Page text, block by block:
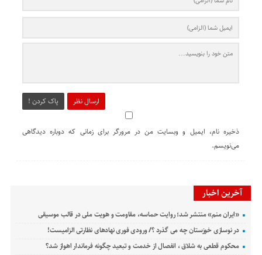
ارسال نظر پاک کردن !
ذخیره نام، ایمیل و وبسایت من در مرورگر برای زمانی که دوباره دیدگاهی
می‌نویسم.
آخرین اخبار
«ایران منم» منتشر شد؛ روایت حماسه، مقاومت و هویت ملی در قالب موسیقی
در نوسازی خوزستان چه می گذرد ؟/ ورودی فوری نهادهای نظارتی الزامیست!
محکوم قطعی به شلاق ، انفصال از خدمت و تبعید چگونه فرماندار اهواز شد؟